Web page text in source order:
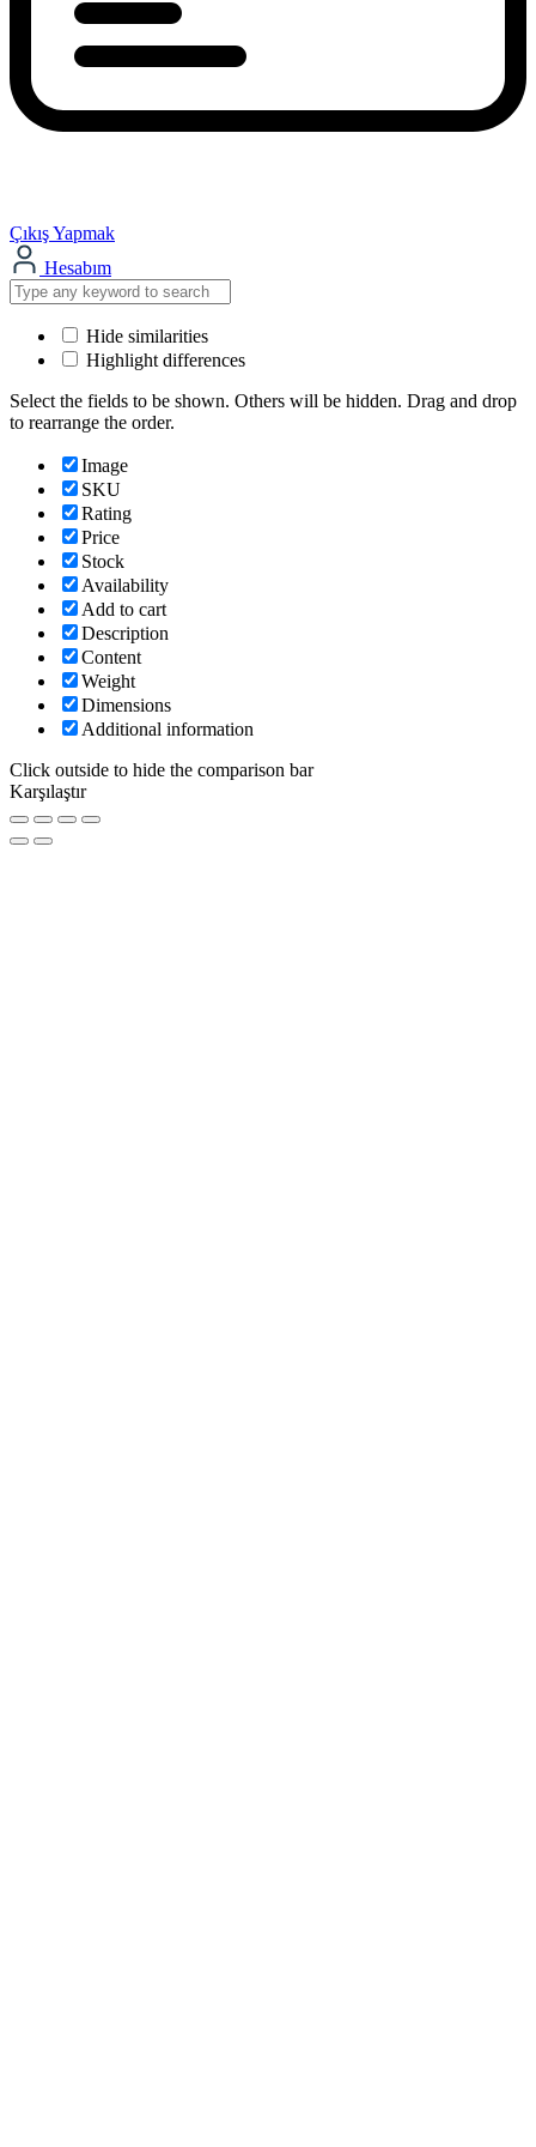
Çıkış Yapmak
Hesabım
Hide similarities
Highlight differences
Select the fields to be shown. Others will be hidden. Drag and drop
to rearrange the order.
Image
SKU
Rating
Price
Stock
Availability
Add to cart
Description
Content
Weight
Dimensions
Additional information
Click outside to hide the comparison bar
Karşılaştır